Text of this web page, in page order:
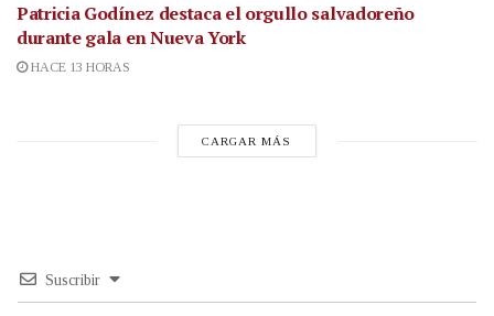
Patricia Godínez destaca el orgullo salvadoreño
durante gala en Nueva York
HACE 13 HORAS
CARGAR MÁS
Suscribir